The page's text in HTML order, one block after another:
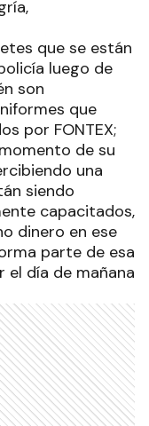
que se están
luego de
son
que
por FONTEX;
de su
una
siendo
capacitados,
dinero en ese
parte de esa
día de mañana